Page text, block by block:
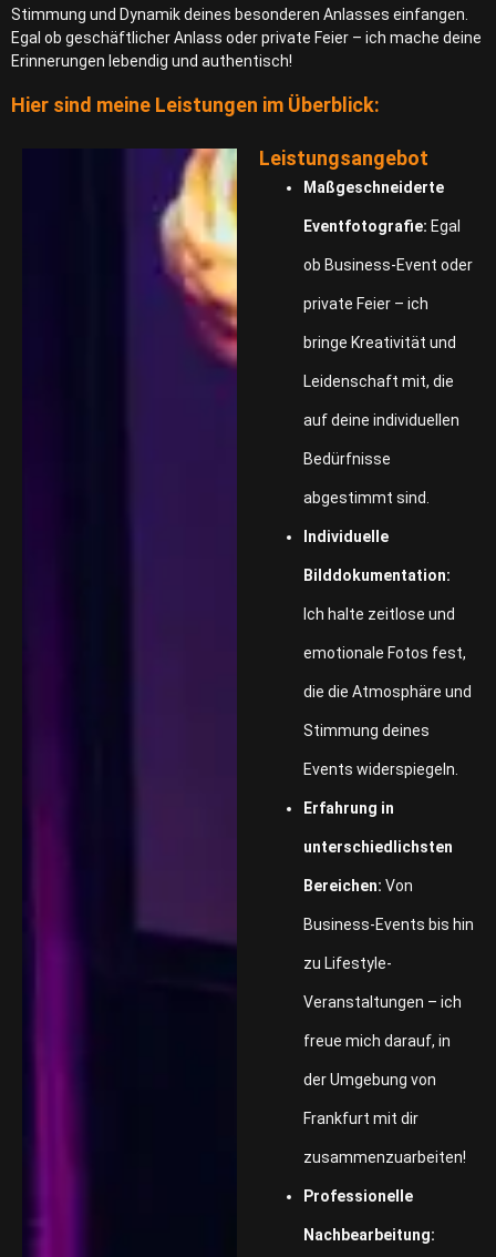
Stimmung und Dynamik deines besonderen Anlasses einfangen.
Egal ob geschäftlicher Anlass oder private Feier – ich mache deine
Erinnerungen lebendig und authentisch!
Hier sind meine Leistungen im Überblick:
Leistungsangebot
Maßgeschneiderte
Eventfotografie: Egal
ob Business-Event oder
private Feier – ich
bringe Kreativität und
Leidenschaft mit, die
auf deine individuellen
Bedürfnisse
abgestimmt sind.
Individuelle
Bilddokumentation:
Ich halte zeitlose und
emotionale Fotos fest,
die die Atmosphäre und
Stimmung deines
Events widerspiegeln.
Erfahrung in
unterschiedlichsten
Bereichen: Von
Business-Events bis hin
zu Lifestyle-
Veranstaltungen – ich
freue mich darauf, in
der Umgebung von
Frankfurt mit dir
zusammenzuarbeiten!
Professionelle
Nachbearbeitung: